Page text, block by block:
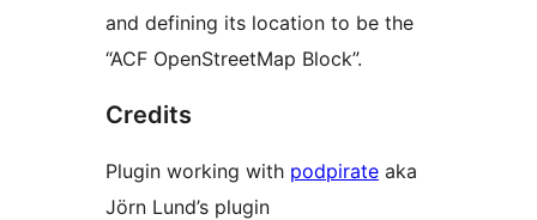
and defining its location to be the
“ACF OpenStreetMap Block”.
Credits
Plugin working with podpirate aka
Jörn Lund’s plugin